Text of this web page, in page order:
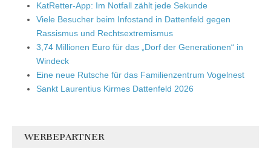
KatRetter-App: Im Notfall zählt jede Sekunde
Viele Besucher beim Infostand in Dattenfeld gegen
Rassismus und Rechtsextremismus
3,74 Millionen Euro für das „Dorf der Generationen“ in
Windeck
Eine neue Rutsche für das Familienzentrum Vogelnest
Sankt Laurentius Kirmes Dattenfeld 2026
WERBEPARTNER